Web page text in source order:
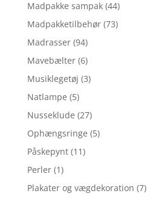
Madpakke sampak (44)
Madpakketilbehør (73)
Madrasser (94)
Mavebælter (6)
Musiklegetøj (3)
Natlampe (5)
Nusseklude (27)
Ophængsringe (5)
Påskepynt (11)
Perler (1)
Plakater og vægdekoration (7)